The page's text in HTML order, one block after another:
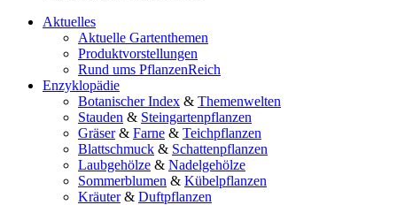
Aktuelles
Aktuelle Gartenthemen
Produktvorstellungen
Rund ums PflanzenReich
Enzyklopädie
Botanischer Index & Themenwelten
Stauden & Steingartenpflanzen
Gräser& Farne & Teichpflanzen
Blattschmuck & Schattenpflanzen
Laubgehölze & Nadelgehölze
Sommerblumen & Kübelpflanzen
Kräuter& Duftpflanzen